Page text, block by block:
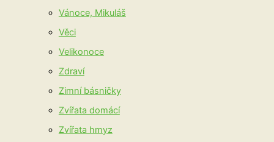
Vánoce, Mikuláš
Věci
Velikonoce
Zdraví
Zimní básničky
Zvířata domácí
Zvířata hmyz